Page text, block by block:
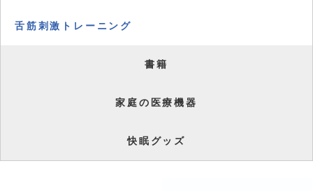
舌筋刺激トレーニング
書籍
家庭の医療機器
快眠グッズ